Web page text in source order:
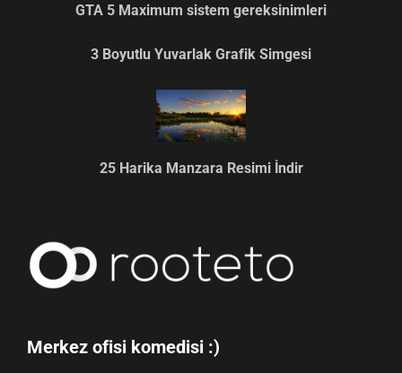
GTA 5 Maximum sistem gereksinimleri
3 Boyutlu Yuvarlak Grafik Simgesi
25 Harika Manzara Resimi İndir
Merkez ofisi komedisi :)